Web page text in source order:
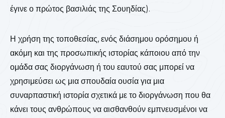
έγινε ο πρώτος βασιλιάς της Σουηδίας).
Η χρήση της τοποθεσίας, ενός διάσημου ορόσημου ή
ακόμη και της προσωπικής ιστορίας κάποιου από την
ομάδα σας διοργάνωση ή του εαυτού σας μπορεί να
χρησιμεύσει ως μια σπουδαία ουσία για μια
συναρπαστική ιστορία σχετικά με το διοργάνωση που θα
κάνει τους ανθρώπους να αισθανθούν εμπνευσμένοι να